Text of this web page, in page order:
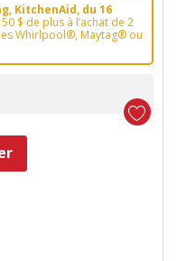
KitchenAid, du 16
$ de plus à l’achat de 2
Whirlpool®, Maytag® ou